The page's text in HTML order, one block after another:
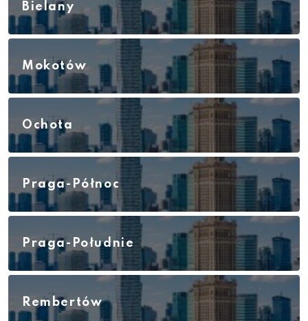
Bielany
Mokotów
Ochota
Praga-Północ
Praga-Południe
Rembertów